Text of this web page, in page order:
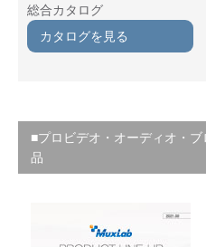
総合カタログ
カタログを見る
■プロビデオ・オーディオ・
品